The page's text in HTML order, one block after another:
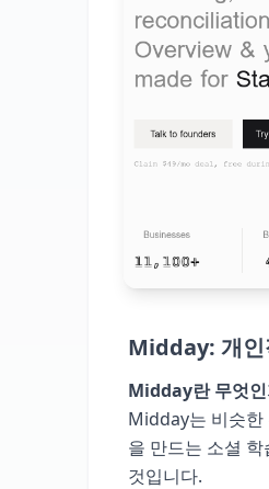
Midday: 개인
Midday란 무엇
Midday는 비슷한
을 만드는 소셜
것입니다.